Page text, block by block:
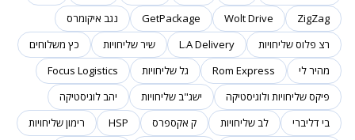
ZigZag
Wolt Drive
GetPackage
נגב איקומרס
רצ פלוס שליחויות
L.A Delivery שיר שליחויות
כץ משלוחים
מהיר לי
Rom Express גל שליחויות
Focus Logistics
פיקס שליחויות ולוגיסטיקה
ישג"ב שליחויות
יהב לוגיסטיקה
בי דליברי
לב שליחויות ק אקספרס HSP
רימון שליחויות